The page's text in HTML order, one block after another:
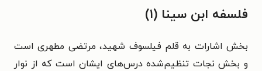
فلسفه ابن سینا (۱)
بخش اشارات به قلم فیلسوف شهید، مرتضی مطهری است
و بخش نجات تنظیم‌شده درس‌های ایشان است که از نوار